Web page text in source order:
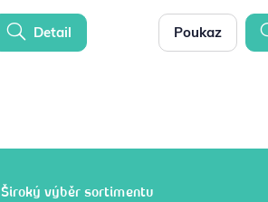
Detail Poukaz
Široký výběr sortimentu